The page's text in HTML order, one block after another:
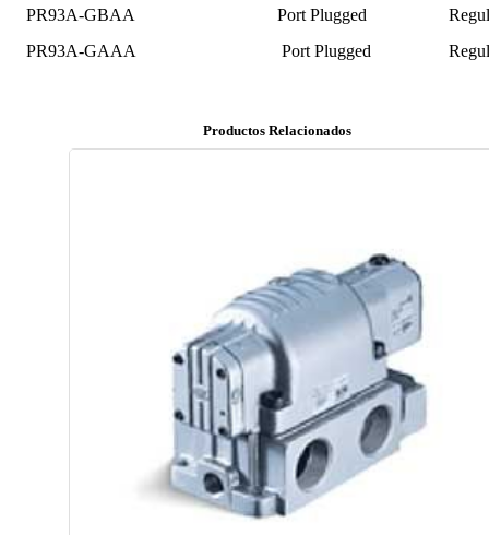
PR93A-GBAA
Port Plugged
PR93A-GAAA
Port Plugged
Productos Relacionados